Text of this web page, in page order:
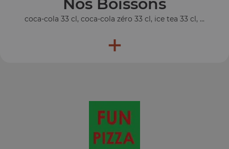
Nos Boissons
coca-cola 33 cl, coca-cola zéro 33 cl, ice tea 33 cl, ...
+